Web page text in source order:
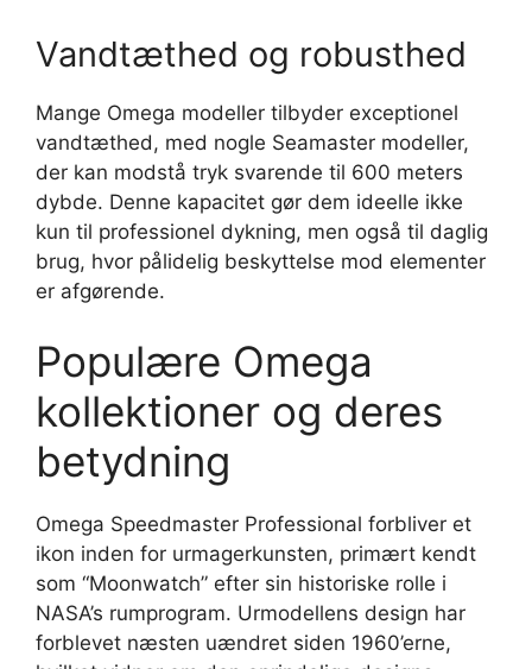
Vandtæthed og robusthed
Mange Omega modeller tilbyder exceptionel
vandtæthed, med nogle Seamaster modeller,
der kan modstå tryk svarende til 600 meters
dybde. Denne kapacitet gør dem ideelle ikke
kun til professionel dykning, men også til daglig
brug, hvor pålidelig beskyttelse mod elementer
er afgørende.
Populære Omega
kollektioner og deres
betydning
Omega Speedmaster Professional forbliver et
ikon inden for urmagerkunsten, primært kendt
som “Moonwatch” efter sin historiske rolle i
NASA’s rumprogram. Urmodellens design har
forblevet næsten uændret siden 1960’erne,